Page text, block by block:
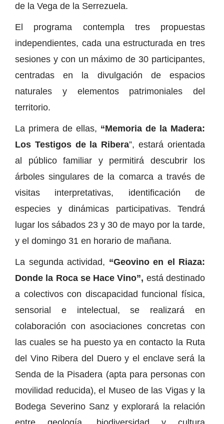
de la Vega de la Serrezuela.
El programa contempla tres propuestas
independientes, cada una estructurada en tres
sesiones y con un máximo de 30 participantes,
centradas en la divulgación de espacios
naturales y elementos patrimoniales del
territorio.
La primera de ellas, “Memoria de la Madera:
Los Testigos de la Ribera”, estará orientada
al público familiar y permitirá descubrir los
árboles singulares de la comarca a través de
visitas interpretativas, identificación de
especies y dinámicas participativas. Tendrá
lugar los sábados 23 y 30 de mayo por la tarde,
y el domingo 31 en horario de mañana.
La segunda actividad, “Geovino en el Riaza:
Donde la Roca se Hace Vino”, está destinado
a colectivos con discapacidad funcional física,
sensorial e intelectual, se realizará en
colaboración con asociaciones concretas con
las cuales se ha puesto ya en contacto la Ruta
del Vino Ribera del Duero y el enclave será la
Senda de la Pisadera (apta para personas con
movilidad reducida), el Museo de las Vigas y la
Bodega Severino Sanz y explorará la relación